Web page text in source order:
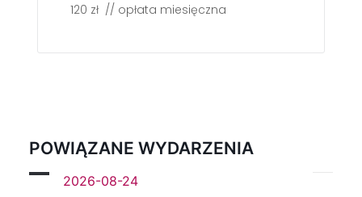
120 zł // opłata miesięczna
POWIĄZANE WYDARZENIA
2026-08-24